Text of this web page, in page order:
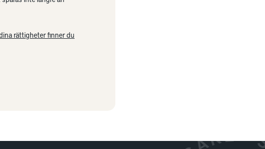
rättigheter finner du